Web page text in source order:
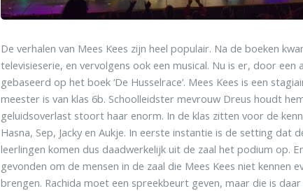
De verhalen van Mees Kees zijn heel populair. Na de boeken
televisieserie, en vervolgens ook een musical. Nu is er, door
gebaseerd op het boek ‘De Husselrace’. Mees Kees is een
meester is van klas 6b. Schoolleidster mevrouw Dreus houdt
geluidsoverlast stoort haar enorm. In de klas zitten voor de
Hasna, Sep, Jacky en Aukje. In eerste instantie is de setting dat
leerlingen komen dus daadwerkelijk uit de zaal het podium op.
gevonden om de mensen in de zaal die Mees Kees niet kennen
brengen. Rachida moet een spreekbeurt geven, maar die is